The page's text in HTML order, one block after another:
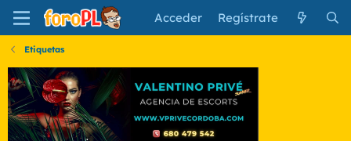
Acceder Regístrate
Etiquetas